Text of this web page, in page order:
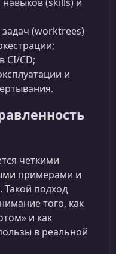
(worktrees)
CI/CD;
и
четкими
примерами и
Такой подход
того, как
и как
в реальной